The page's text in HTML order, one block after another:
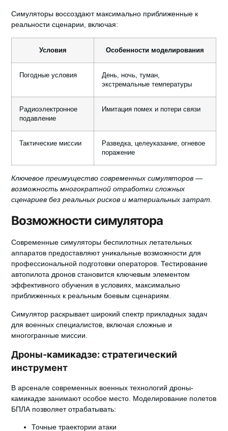
Симуляторы воссоздают максимально приближенные к
реальности сценарии, включая:
Условия Особенности моделирования
Погодные условия
День, ночь, туман,
экстремальные температуры
Радиоэлектронное
подавление
Имитация помех и потери связи
Тактические миссии
Разведка, целеуказание, огневое
поражение
Ключевое преимущество современных симуляторов —
возможность многократной отработки сложных
сценариев без реальных рисков и материальных затрат.
Возможности симулятора
Современные симуляторы беспилотных летательных
аппаратов предоставляют уникальные возможности для
профессиональной подготовки операторов.Тестирование
автопилота дронов становится ключевым элементом
эффективного обучения в условиях, максимально
приближенных к реальным боевым сценариям.
Симулятор раскрывает широкий спектр прикладных задач
для военных специалистов, включая сложные и
многогранные миссии.
Дроны-камикадзе: стратегический
инструмент
В арсенале современных военных технологий дроны-
камикадзе занимают особое место. Моделирование полетов
БПЛА позволяет отрабатывать:
Точные траектории атаки